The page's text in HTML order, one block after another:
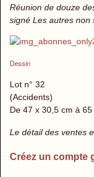
Réunion de douze
signé Les autres non
Dessin
Lot n° 32
(Accidents)
De 47 x 30,5 cm à
Le détail des ventes
Créez un compte